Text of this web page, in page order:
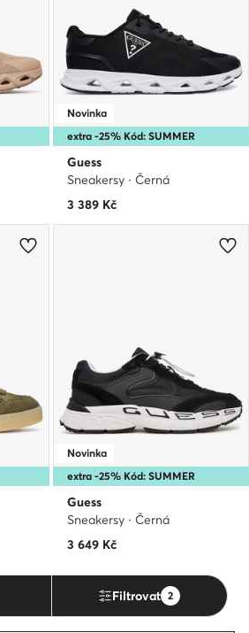
extra -25% Kód: SUMMER
Novinka
Guess
Sneakersy · Černá
3 389 Kč
extra -25% Kód: SUMMER
Novinka
Guess
Sneakersy · Černá
3 649 Kč
Filtrovat 2